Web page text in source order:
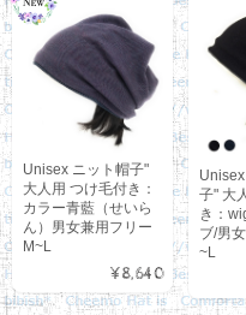
Unisex ニット帽子"
大人用 つけ毛付き：
カラー青藍（せいら
ん）男女兼用フリー
M~L
¥8,640
子" 大
き：
ブ/男
~L